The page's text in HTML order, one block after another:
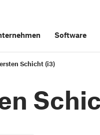
Software
Schicht (i3)